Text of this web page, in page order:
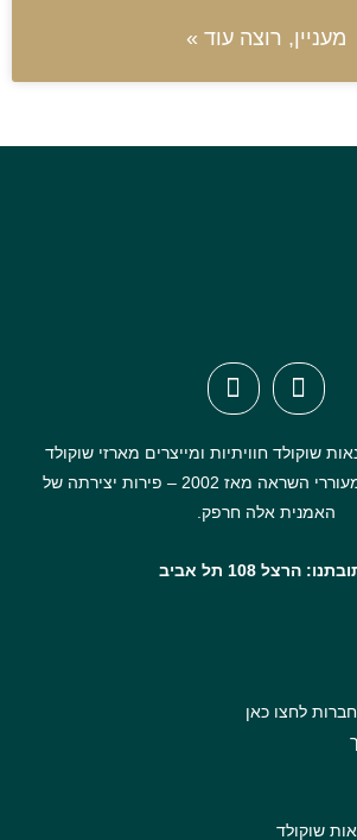
מעניין, רוצה עוד »
שוקולד חוויתיות ומייצרים מארזי שוקולד
מקוריים מערננים ומעוררי השראה מאז 2002 – פירות יצירתה של
האמנית אלה חרפק.
הרצל 108 תל אביב
לחצו כאן
שוקולד